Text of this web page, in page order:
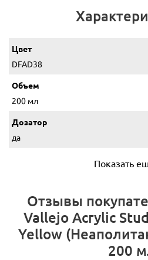
Цвет
DFAD38
Объем
200 мл
Дозатор
да
Показать
Отзывы
Vallejo Acrylic
Yellow
200